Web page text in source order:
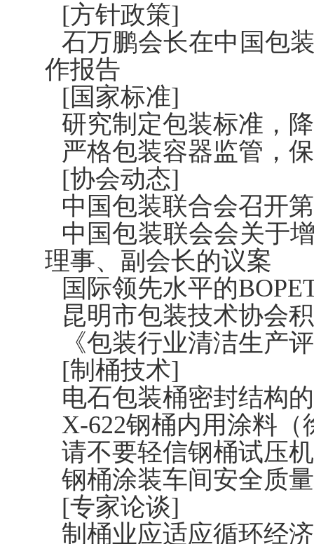
[方针政策]
石万鹏会长在中国包
作报告
[国家标准]
研究制定包装标准，
严格包装容器监管，
[协会动态]
中国包装联合会召开
中国包装联会会关于
理事、副会长的议案
国际领先水平的
昆明市包装技术协会
《包装行业清洁生产
[制桶技术]
电石包装桶密封结构
X-622钢桶内用涂料（
请不要轻信钢桶试压
钢桶涂装车间安全质
[专家论谈]
制桶业应适应循环经